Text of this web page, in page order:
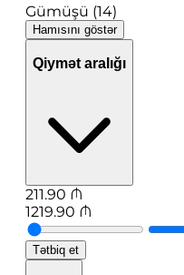
Gümüşü (14)
Hamısını göstər
Qiymət aralığı
211.90 ₼
1219.90 ₼
Tətbiq et